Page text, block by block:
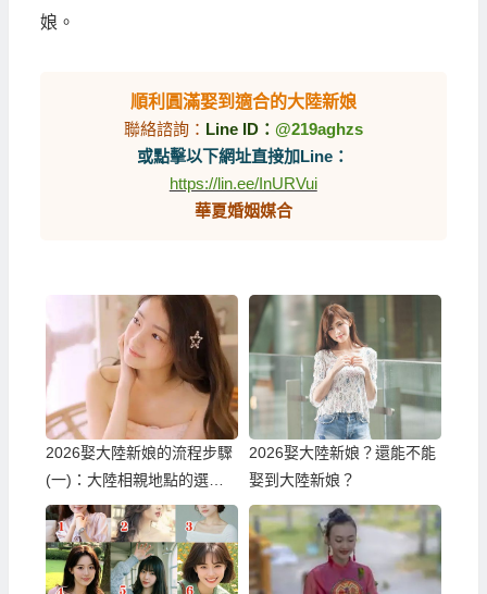
娘。
順利圓滿娶到適合的大陸新娘
聯絡諮詢： Line ID： @219aghzs
或點擊以下網址直接加Line：
https://lin.ee/InURVui
華夏婚姻媒合
2026娶大陸新娘的流程步驟
(一)：大陸相親地點的選
擇！
2026娶大陸新娘？還能不能
娶到大陸新娘？